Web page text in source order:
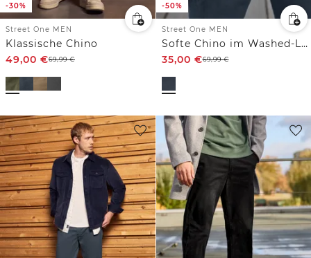
-30%
Street One MEN
Klassische Chino
49,00 €69,99€
-50%
Street One MEN
Softe Chino im Washed-Look
35,00 €69,99€